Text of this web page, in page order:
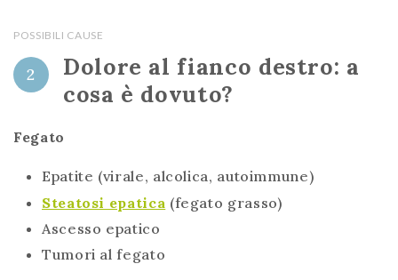
POSSIBILI CAUSE
2
Dolore al fianco destro: a
cosa è dovuto?
Fegato
Epatite (virale, alcolica, autoimmune)
Steatosi epatica (fegato grasso)
Ascesso epatico
Tumori al fegato